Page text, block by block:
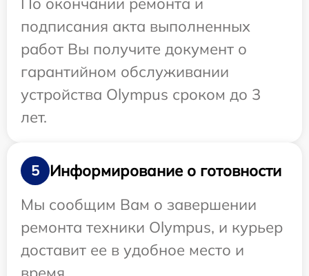
подписания акта выполненных
работ Вы получите документ о
гарантийном обслуживании
устройства Olympus сроком до 3
лет.
5
Информирование о готовности
Мы сообщим Вам о завершении
ремонта техники Olympus, и курьер
доставит ее в удобное место и